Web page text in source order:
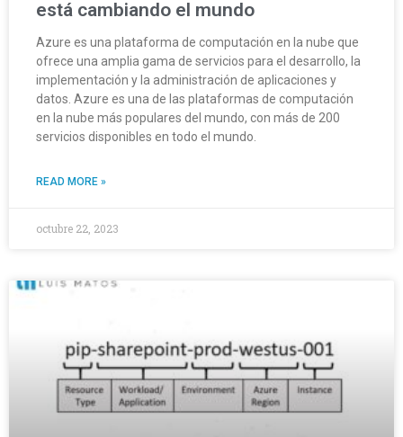
está cambiando el mundo
Azure es una plataforma de computación en la nube que
ofrece una amplia gama de servicios para el desarrollo, la
implementación y la administración de aplicaciones y
datos. Azure es una de las plataformas de computación
en la nube más populares del mundo, con más de 200
servicios disponibles en todo el mundo.
READ MORE »
octubre 22, 2023